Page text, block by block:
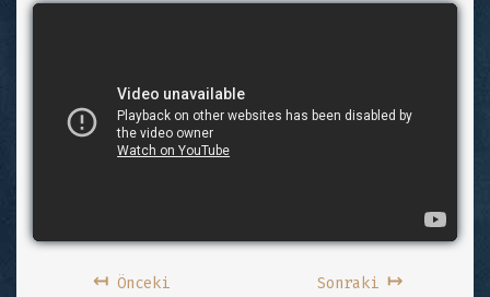
↤Önceki Sonraki ↦